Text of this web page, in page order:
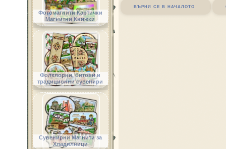
върни се в началото
Фотомагнити Картички
Магнитни Книжки
Фолклорни, битови и
традиционни сувенири
Сувенирни Магнити за
Хладилници